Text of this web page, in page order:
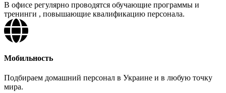
В офисе регулярно проводятся обучающие программы и
тренинги , повышающие квалификацию персонала.
Мобильность
Подбираем домашний персонал в Украине и в любую точку
мира.